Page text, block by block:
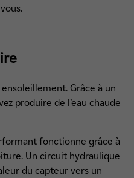
Grâce à un
produire de l’eau chaude
fonctionne grâce à
Un circuit hydraulique
du capteur vers un